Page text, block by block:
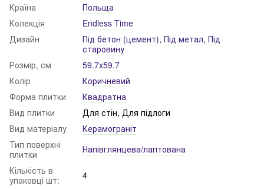
Країна
Польща
Колекція
Endless Time
Дизайн
Під бетон (цемент), Під метал, Під
старовину
Розмір, см
59.7x59.7
Колір
Коричневий
Форма плитки
Квадратна
Вид плитки
Для стін, Для підлоги
Вид матеріалу
Керамограніт
Тип поверхні
плитки
Напівглянцева/лаптована
Кількість в
упаковці шт:
4